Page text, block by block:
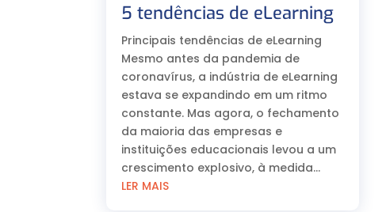
5 tendências de eLearning
Principais tendências de eLearning
Mesmo antes da pandemia de
coronavírus, a indústria de eLearning
estava se expandindo em um ritmo
constante. Mas agora, o fechamento
da maioria das empresas e
instituições educacionais levou a um
crescimento explosivo, à medida...
LER MAIS